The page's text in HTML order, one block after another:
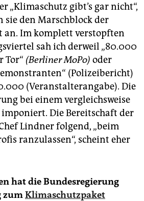
„Klimaschutz gibt’s gar nicht“,
den Marschblock der
an. Im komplett verstopften
sah ich derweil „80.000
Tor“ (Berliner MoPo) oder
(Polizeibericht)
(Veranstalterangabe). Die
bei einem vergleichsweise
Die Bereitschaft der
Lindner folgend, „beim
ranzulassen“, scheint eher
hat die Bundesregierung
zumKlimaschutzpaket